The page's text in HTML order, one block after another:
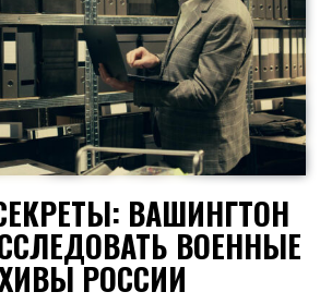
ВАШИНГТОН
ВОЕННЫЕ
РОССИИ